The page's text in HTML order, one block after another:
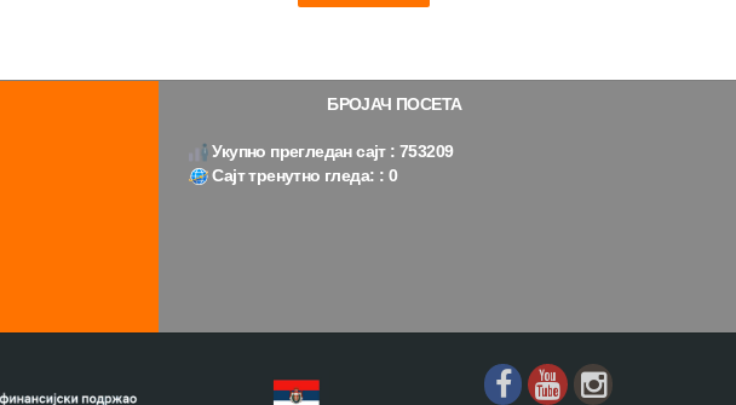
БРОЈАЧ ПОСЕТА
Укупно прегледан сајт : 753209
Сајт тренутно гледа: : 0